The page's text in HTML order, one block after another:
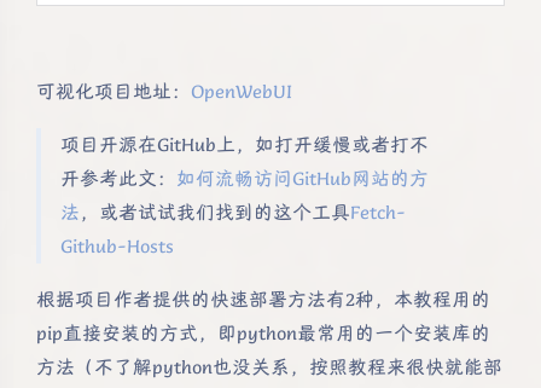
可视化项目地址： OpenWebUI
项目开源在GitHub上，如打开缓慢或者打不
开参考此文： 如何流畅访问GitHub网站的方
法，或者试试我们找到的这个工具Fetch-
Github-Hosts
根据项目作者提供的快速部署方法有2种，本教程用的
pip直接安装的方式，即python最常用的一个安装库的
方法（不了解python也没关系，按照教程来很快就能部